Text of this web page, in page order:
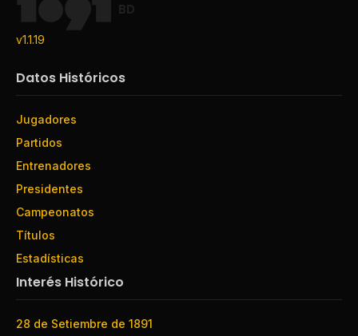
BD
v1.1.19
Datos Históricos
Jugadores
Partidos
Entrenadores
Presidentes
Campeonatos
Títulos
Estadísticas
Interés Histórico
28 de Setiembre de 1891